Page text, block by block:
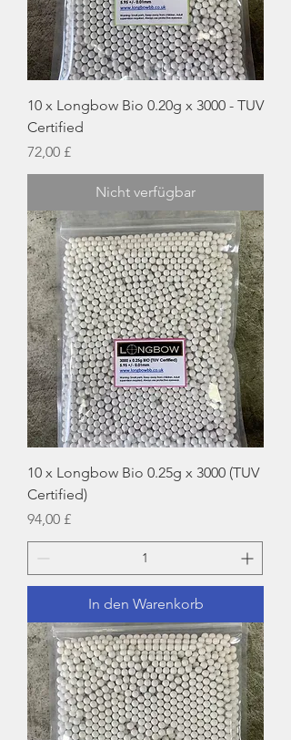
10 x Longbow Bio 0.20g x 3000 - TUV
Certified
Preis
72,00 £
Nicht verfügbar
10 x Longbow Bio 0.25g x 3000 (TUV
Certified)
Preis
94,00 £
In den Warenkorb